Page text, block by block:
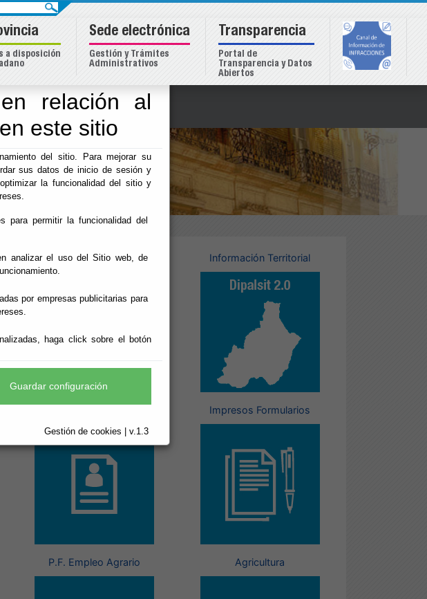
relación al
este sitio
del sitio. Para mejorar su
sus datos de inicio de sesión y
la funcionalidad del sitio y
para permitir la funcionalidad del
analizar el uso del Sitio web, de
por empresas publicitarias para
haga click sobre el botón
Guardar configuración
Gestión de cookies | v.1.3
Proyecto EDUSI Información Territorial
Impresos Formularios
P.F. Empleo Agrario Agricultura
a disposición
Sede electrónica
Gestión y Trámites
Administrativos
Transparencia
Portal de
Transparencia y Datos
Abiertos